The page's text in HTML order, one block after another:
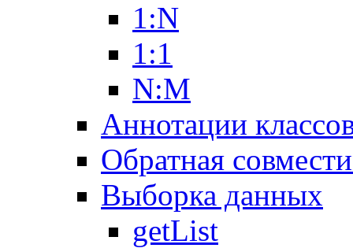
1:N
1:1
N:M
Аннотации
Обратная
Выборка данных
getList